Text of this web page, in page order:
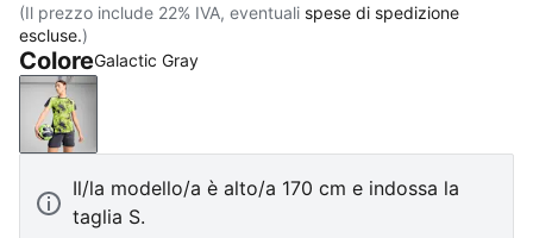
(Il prezzo include 22% IVA, eventuali spese di spedizione
escluse.)
ColoreGalactic Gray
Galactic Gray
Il/la modello/a è alto/a 170 cm e indossa la
taglia S.